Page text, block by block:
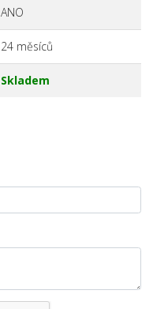
ANO
24 měsíců
Skladem